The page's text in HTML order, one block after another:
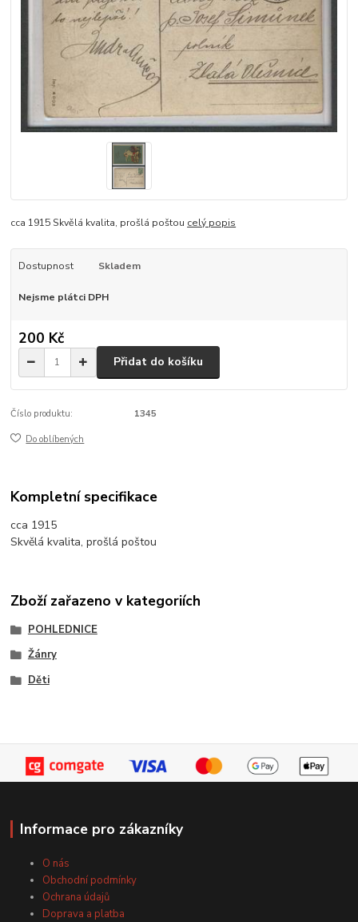
cca 1915 Skvělá kvalita, prošlá poštou celý popis
Dostupnost Skladem
Nejsme plátci DPH
200 Kč
Přidat do košíku
Číslo produktu: 1345
Do oblíbených
Kompletní specifikace
cca 1915
Skvělá kvalita, prošlá poštou
Zboží zařazeno v kategoriích
POHLEDNICE
Žánry
Děti
Informace pro zákazníky
O nás
Obchodní podmínky
Ochrana údajů
Doprava a platba